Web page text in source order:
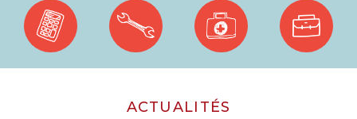
ACTUALITÉS